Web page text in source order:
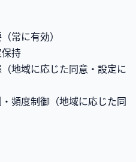
常に有効）
持
地域に応じた同意・設定に
頻度制御（地域に応じた同